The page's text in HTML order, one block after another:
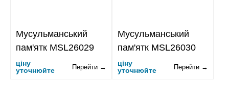
Мусульманський
пам'ятк MSL26029
ціну
уточнюйте
Перейти →
Мусульманський
пам'ятк MSL26030
ціну
уточнюйте
Перейти →